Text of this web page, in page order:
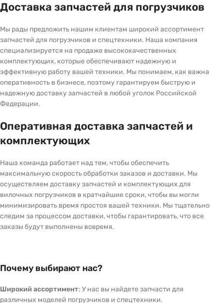
Доставка запчастей для погрузчиков
Мы рады предложить нашим клиентам широкий ассортимент
запчастей для погрузчиков и спецтехники. Наша компания
специализируется на продаже высококачественных
комплектующих, которые обеспечивают надежную и
эффективную работу вашей техники. Мы понимаем, как важна
оперативность в бизнесе, поэтому гарантируем быструю и
надежную доставку запчастей в любой уголок Российской
Федерации.
Оперативная доставка запчастей и
комплектующих
Наша команда работает над тем, чтобы обеспечить
максимальную скорость обработки заказов и доставки. Мы
осуществляем доставку запчастей и комплектующих для
вилочных погрузчиков в кратчайшие сроки, чтобы вы могли
минимизировать время простоя вашей техники. Мы тщательно
следим за процессом доставки, чтобы гарантировать, что все
заказы будут выполнены вовремя.
Почему выбирают нас?
Широкий ассортимент: У нас вы найдете запчасти для
различных моделей погрузчиков и спецтехники.